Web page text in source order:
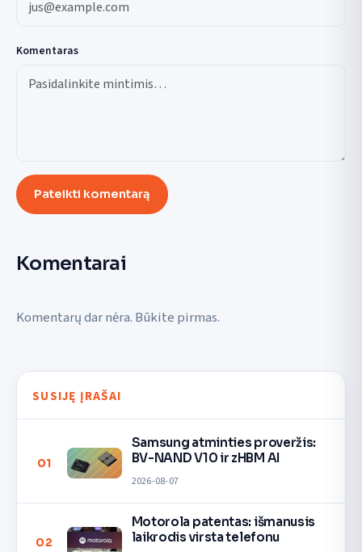
Komentaras
Pateikti komentarą
Komentarai
Komentarų dar nėra. Būkite pirmas.
SUSIJĘ ĮRAŠAI
01
Samsung atminties proveržis:
BV-NAND V10 ir zHBM AI
2026-08-07
02
Motorola patentas: išmanusis
laikrodis virsta telefonu